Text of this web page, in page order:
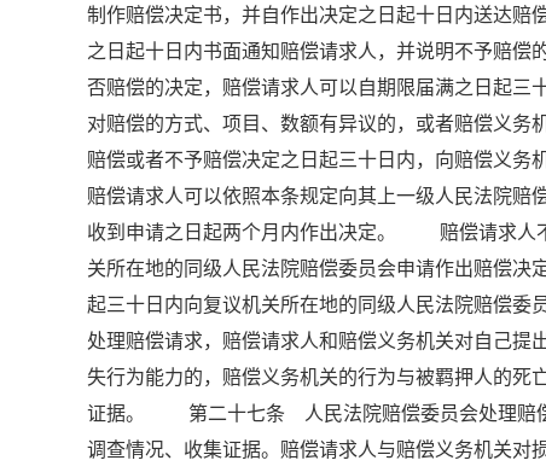
制作赔偿决定书，并自作出决定之日起十日内送达
之日起十日内书面通知赔偿请求人，并说明不予
否赔偿的决定，赔偿请求人可以自期限届满之日起
对赔偿的方式、项目、数额有异议的，或者赔偿义务
赔偿或者不予赔偿决定之日起三十日内，向赔偿义
赔偿请求人可以依照本条规定向其上一级人民法
收到申请之日起两个月内作出决定。 赔偿请求人
关所在地的同级人民法院赔偿委员会申请作出赔偿决
起三十日内向复议机关所在地的同级人民法院赔
处理赔偿请求，赔偿请求人和赔偿义务机关对自己
失行为能力的，赔偿义务机关的行为与被羁押人的死
证据。 第二十七条 人民法院赔偿委员会处理赔偿
调查情况、收集证据。赔偿请求人与赔偿义务机关对